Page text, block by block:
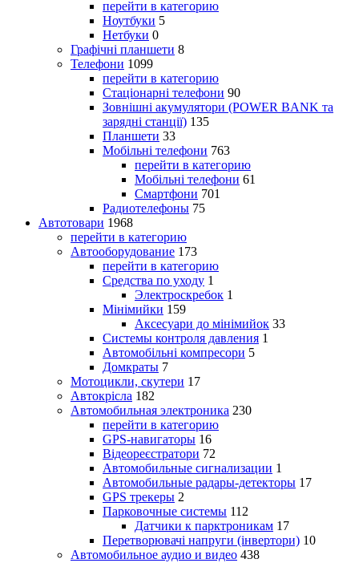
перейти в категорию
Ноутбуки 5
Нетбуки 0
Графічні планшети 8
Телефони 1099
перейти в категорию
Стаціонарні телефони 90
Зовнішні акумулятори (POWER BANK та
зарядні станції) 135
Планшети 33
Мобільні телефони 763
перейти в категорию
Мобільні телефони 61
Смартфони 701
Радиотелефоны 75
Автотовари 1968
перейти в категорию
Автооборудование 173
перейти в категорию
Средства по уходу 1
Электроскребок 1
Мінімийки 159
Аксесуари до мінімийок 33
Системы контроля давления 1
Автомобільні компресори 5
Домкраты 7
Мотоцикли, скутери 17
Автокрісла 182
Автомобильная электроника 230
перейти в категорию
GPS-навигаторы 16
Відеореєстратори 72
Автомобильные сигнализации 1
Автомобильные радары-детекторы 17
GPS трекеры 2
Парковочные системы 112
Датчики к парктроникам 17
Перетворювачі напруги (інвертори) 10
Автомобильное аудио и видео 438